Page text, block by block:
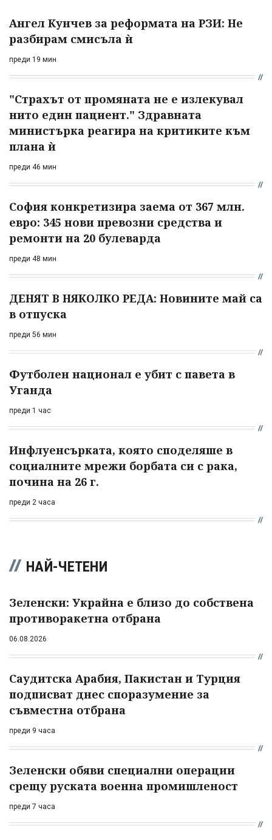
Ангел Кунчев за реформата на РЗИ: Не
разбирам смисъла ѝ
преди 19 мин
"Страхът от промяната не е излекувал
нито един пациент." Здравната
министърка реагира на критиките към
плана ѝ
преди 46 мин
София конкретизира заема от 367 млн.
евро: 345 нови превозни средства и
ремонти на 20 булеварда
преди 48 мин
ДЕНЯТ В НЯКОЛКО РЕДА: Новините май са
в отпуска
преди 56 мин
Футболен национал е убит с павета в
Уганда
преди 1 час
Инфлуенсърката, която споделяше в
социалните мрежи борбата си с рака,
почина на 26 г.
преди 2 часа
НАЙ-ЧЕТЕНИ
Зеленски: Украйна е близо до собствена
противоракетна отбрана
06.08.2026
Саудитска Арабия, Пакистан и Турция
подписват днес споразумение за
съвместна отбрана
преди 9 часа
Зеленски обяви специални операции
срещу руската военна промишленост
преди 7 часа